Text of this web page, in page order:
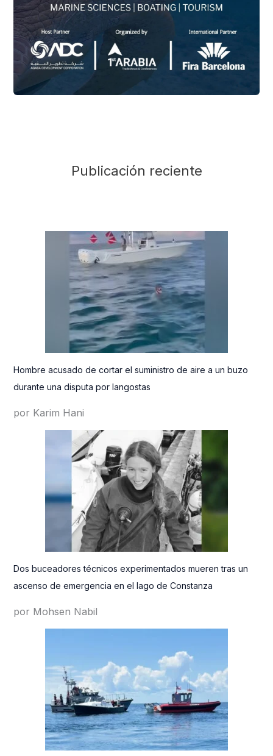
Publicación reciente
Hombre acusado de cortar el suministro de aire a un buzo
durante una disputa por langostas
por Karim Hani
Dos buceadores técnicos experimentados mueren tras un
ascenso de emergencia en el lago de Constanza
por Mohsen Nabil